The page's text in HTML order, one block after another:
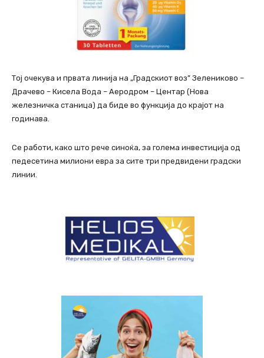
Тој очекува и првата линија на „Градскиот воз” Зелениково –
Драчево – Кисела Вода – Аеродром – Центар (Нова
железничка станица) да биде во функција до крајот на
годинава.
Се работи, како што рече синоќа, за голема инвестиција од
педесетина милиони евра за сите три предвидени градски
линии.